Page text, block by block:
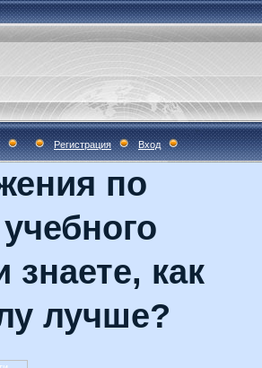
Регистрация Вход
по
знаете, как
лучше?